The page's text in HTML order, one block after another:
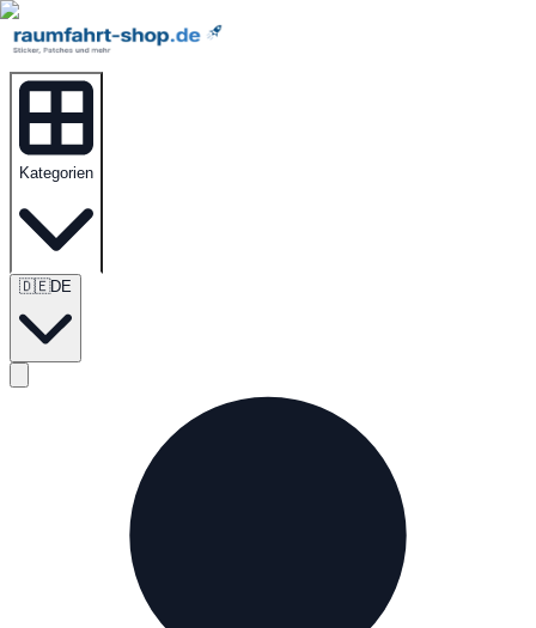
Kategorien
🇩🇪DE